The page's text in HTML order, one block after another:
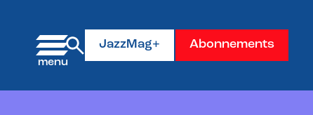
JazzMag+ Abonnements